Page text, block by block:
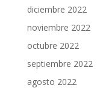
diciembre 2022
noviembre 2022
octubre 2022
septiembre 2022
agosto 2022